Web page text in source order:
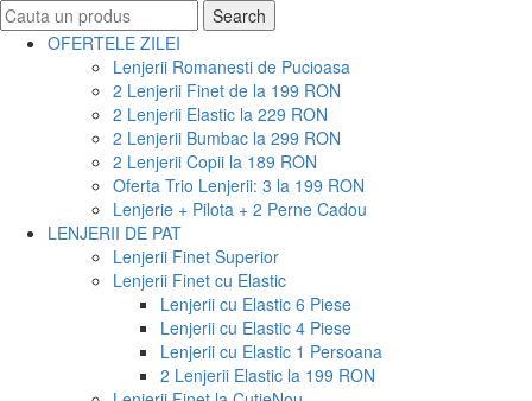
Search
for:
Search
OFERTELE ZILEI
Lenjerii Romanesti de Pucioasa
2 Lenjerii Finet de la 199 RON
2 Lenjerii Elastic la 229 RON
2 Lenjerii Bumbac la 299 RON
2 Lenjerii Copii la 189 RON
Oferta Trio Lenjerii: 3 la 199 RON
Lenjerie + Pilota + 2 Perne Cadou
LENJERII DE PAT
Lenjerii Finet Superior
Lenjerii Finet cu Elastic
Lenjerii cu Elastic 6 Piese
Lenjerii cu Elastic 4 Piese
Lenjerii cu Elastic 1 Persoana
2 Lenjerii Elastic la 199 RON